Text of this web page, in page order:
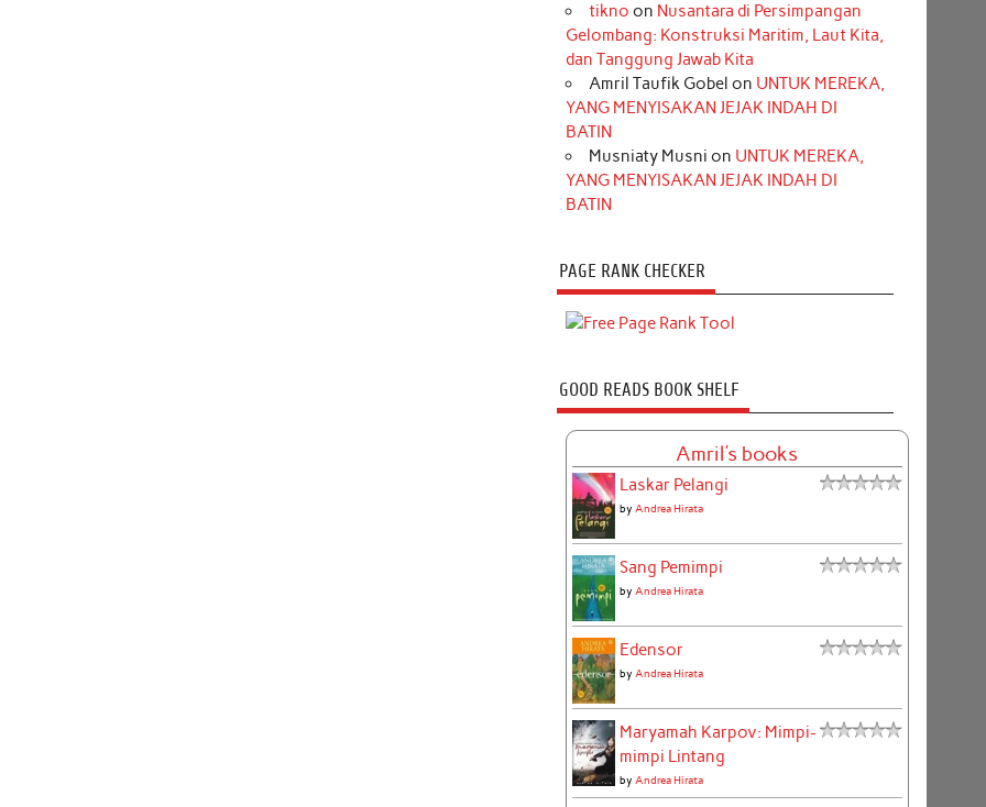
tikno on Nusantara di Persimpangan
Gelombang: Konstruksi Maritim, Laut Kita,
dan Tanggung Jawab Kita
Amril Taufik Gobel on UNTUK MEREKA,
YANG MENYISAKAN JEJAK INDAH DI
BATIN
Musniaty Musni on UNTUK MEREKA,
YANG MENYISAKAN JEJAK INDAH DI
BATIN
PAGE RANK CHECKER
GOOD READS BOOK SHELF
Amril's books
Laskar Pelangi
by Andrea Hirata
Sang Pemimpi
by Andrea Hirata
Edensor
by Andrea Hirata
Maryamah Karpov: Mimpi-
mimpi Lintang
by Andrea Hirata